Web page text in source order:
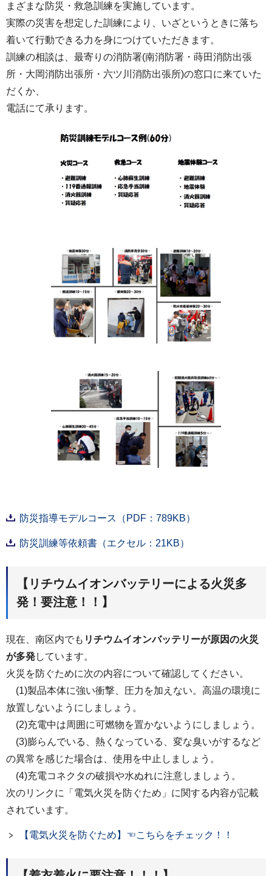
まざまな防災・救急訓練を実施しています。
実際の災害を想定した訓練により、いざというときに落ち
着いて行動できる力を身につけていただきます。
訓練の相談は、最寄りの消防署(南消防署・蒔田消防出張
所・大岡消防出張所・六ツ川消防出張所)の窓口に来ていた
だくか、
電話にて承ります。
防災指導モデルコース（PDF：789KB）
防災訓練等依頼書（エクセル：21KB）
【リチウムイオンバッテリーによる火災多
発！要注意！！】
現在、南区内でも リチウムイオンバッテリーが原因の火災
が多発しています。
火災を防ぐために次の内容について確認してください。
(1)製品本体に強い衝撃、圧力を加えない。高温の環境に
放置しないようにしましょう。
(2)充電中は周囲に可燃物を置かないようにしましょう。
(3)膨らんでいる、熱くなっている、変な臭いがするなど
の異常を感じた場合は、使用を中止しましょう。
(4)充電コネクタの破損や水ぬれに注意しましょう。
次のリンクに「電気火災を防ぐため」に関する内容が記載
されています。
【電気火災を防ぐため】☜こちらをチェック！！